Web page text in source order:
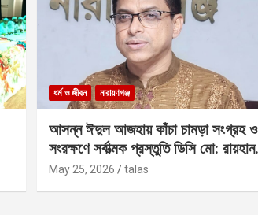
ধর্ম ও জীবন নারায়ণগঞ্জ
আসন্ন ঈদুল আজহায় কাঁচা চামড়া সংগ্রহ ও
সংরক্ষণে সর্বাত্মক প্রস্তুতি ডিসি মো: রায়হান
কবির
May 25, 2026 talas